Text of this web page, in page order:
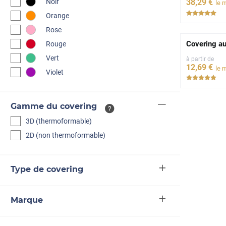
Orange
Rose
Rouge
Vert
Violet
Gamme du covering
3D (thermoformable)
2D (non thermoformable)
Type de covering
Marque
38,29 € le
Covering
à partir de
12,69 € le